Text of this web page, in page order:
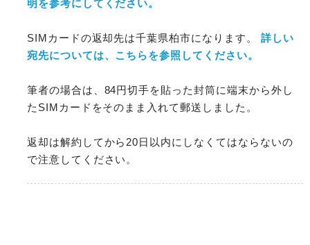
明を参考にしてください。
SIMカードの返却先は千葉県柏市になります。
詳しい
宛先については、こちらを参照してください。
筆者の場合は、84円切手を貼った封筒に端末から外し
たSIMカードをそのまま入れて郵送しました。
返却は解約してから20日以内にしなくてはならないの
で注意してください。